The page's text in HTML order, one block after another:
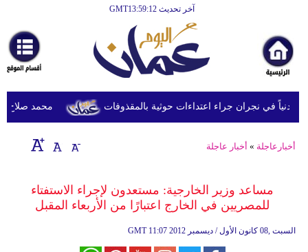
آخر تحديث GMT13:59:12
أخبارعاجلة
رياضة
ثقافة
إقتصاد
وموسيقى
محمد صلاح يصل
أخبارعاجلة » أخبار عاجلة
مساعد وزير الخارجية: مستعدون لإجراء الاستفتاء
للمصريين في الخارج اعتبارًا من الأربعاء المقبل
GMT 11:07 2012 السبت ,08 كانون الأول / ديسمبر